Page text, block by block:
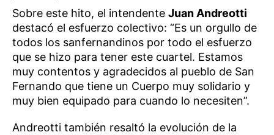
Sobre este hito, el intendente Juan Andreotti
destacó el esfuerzo colectivo: “Es un orgullo de
todos los sanfernandinos por todo el esfuerzo
que se hizo para tener este cuartel. Estamos
muy contentos y agradecidos al pueblo de San
Fernando que tiene un Cuerpo muy solidario y
muy bien equipado para cuando lo necesiten”.
Andreotti también resaltó la evolución de la